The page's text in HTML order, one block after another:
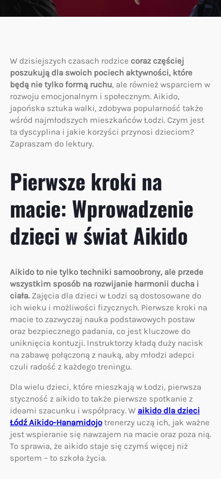
W dzisiejszych czasach rodzice coraz częściej
poszukują dla swoich pociech aktywności, które
będą nie tylko formą ruchu, ale również wsparciem w
rozwoju emocjonalnym i społecznym. Aikido,
japońska sztuka walki, zdobywa popularność także
wśród najmłodszych mieszkańców Łodzi. Czym jest
ta dyscyplina i jakie korzyści przynosi dzieciom?
Zapraszam do lektury.
Pierwsze kroki na
macie: Wprowadzenie
dzieci w świat Aikido
Aikido to nie tylko techniki samoobrony, ale przede
wszystkim sposób na rozwijanie harmonii ducha i
ciała. Zajęcia dla dzieci w Łodzi są dostosowane do
ich wieku i możliwości fizycznych. Pierwsze kroki na
macie to zazwyczaj nauka podstawowych postaw
oraz bezpiecznego padania, co jest kluczowe do
uniknięcia kontuzji. Instruktorzy kładą duży nacisk
na zabawę połączoną z nauką, aby młodzi adepci
czuli radość z każdego treningu.
Dla wielu dzieci, które mieszkają w Łodzi, pierwsza
styczność z aikido to także pierwsze spotkanie z
ideami szacunku i współpracy. W aikido dla dzieci
Łódź Aikido-Hanamidojotrenerzy uczą ich, jak ważne
jest wspieranie się nawzajem na macie oraz poza nią.
To sprawia, że aikido staje się czymś więcej niż
sportem – to szkoła życia.